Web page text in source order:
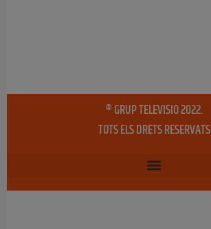
® GRUP TELEVISIO 2022.
TOTS ELS DRETS RESERVATS